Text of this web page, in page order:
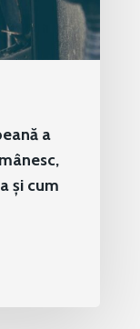
a
și cum